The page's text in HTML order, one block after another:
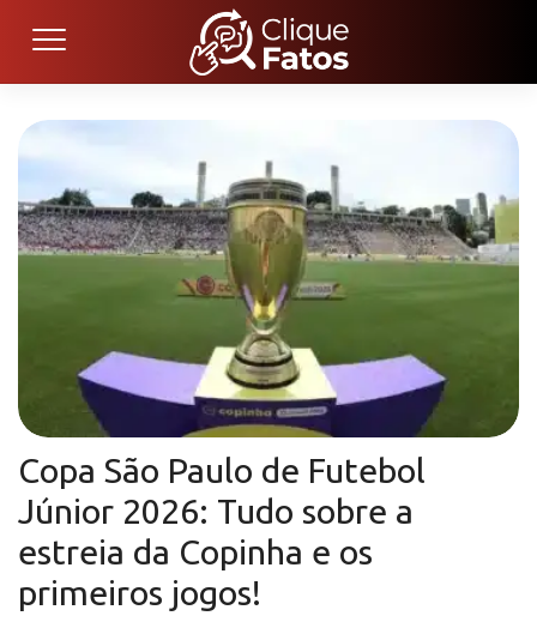
Copa São Paulo de Futebol
Júnior 2026: Tudo sobre a
estreia da Copinha e os
primeiros jogos!